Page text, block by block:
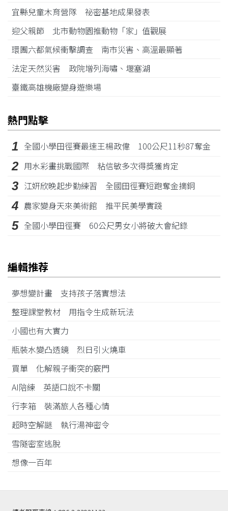
宜縣兒童木育營隊 祕密基地成果發表
迎父親節 北市動物園推動物「家」值觀展
環團六都氣候衝擊調查 南市災害、高溫最顯著
法定天然災害 政院增列海嘯、堰塞湖
臺鐵高雄機廠變身遊樂場
熱門點擊
1 全國小學田徑賽最速王楊政偉 100公尺11秒87奪金
2 用水彩畫挑戰國際 粘信敏多次得獎獲肯定
3 江姸欣晚起步勤練習 全國田徑賽短跑奪金摘銅
4 農家變身天來美術館 推平民美學實踐
5 全國小學田徑賽 60公尺男女小將破大會紀錄
編輯推荐
夢想變計畫 支持孩子落實想法
整理課堂教材 用指令生成新玩法
小國也有大實力
瓶裝水變凸透鏡 烈日引火燒車
買單 化解親子衝突的竅門
AI陪練 英語口說不卡關
行李箱 裝滿旅人各種心情
超時空解謎 執行湯神密令
雪隧密室逃脫
想像一百年